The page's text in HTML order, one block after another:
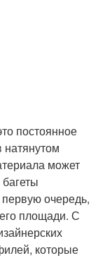
постоянное
натянутом
может
очередь,
площади. С
которые